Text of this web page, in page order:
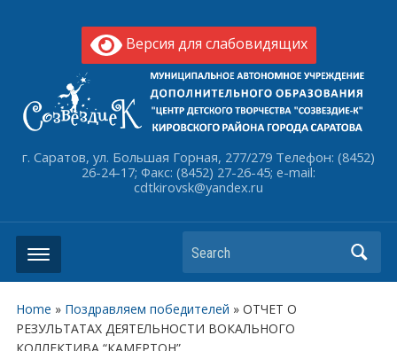
Версия для слабовидящих
г. Саратов, ул. Большая Горная, 277/279 Телефон: (8452)
26-24-17; Факс: (8452) 27-26-45; e-mail:
cdtkirovsk@yandex.ru
Search
Home » Поздравляем победителей » ОТЧЕТ О
РЕЗУЛЬТАТАХ ДЕЯТЕЛЬНОСТИ ВОКАЛЬНОГО